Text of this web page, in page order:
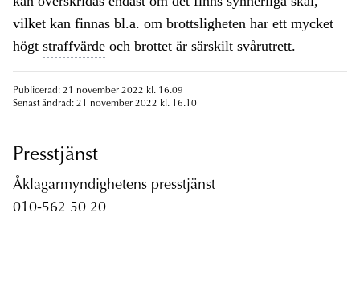
vilket kan finnas bl.a. om brottsligheten har ett mycket
högt straffvärde och brottet är särskilt svårutrett.
Publicerad: 21 november 2022 kl. 16.09
Senast ändrad: 21 november 2022 kl. 16.10
Presstjänst
Åklagarmyndighetens presstjänst
010-562 50 20